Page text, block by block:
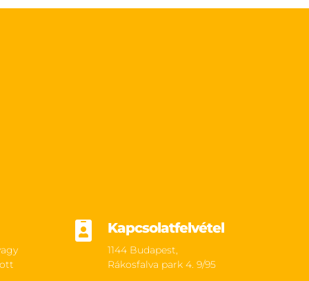
 Kapcsolatfelvétel
1144 Budapest,
Rákosfalva park 4. 9/95